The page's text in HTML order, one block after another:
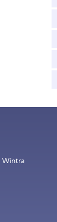
Wintra